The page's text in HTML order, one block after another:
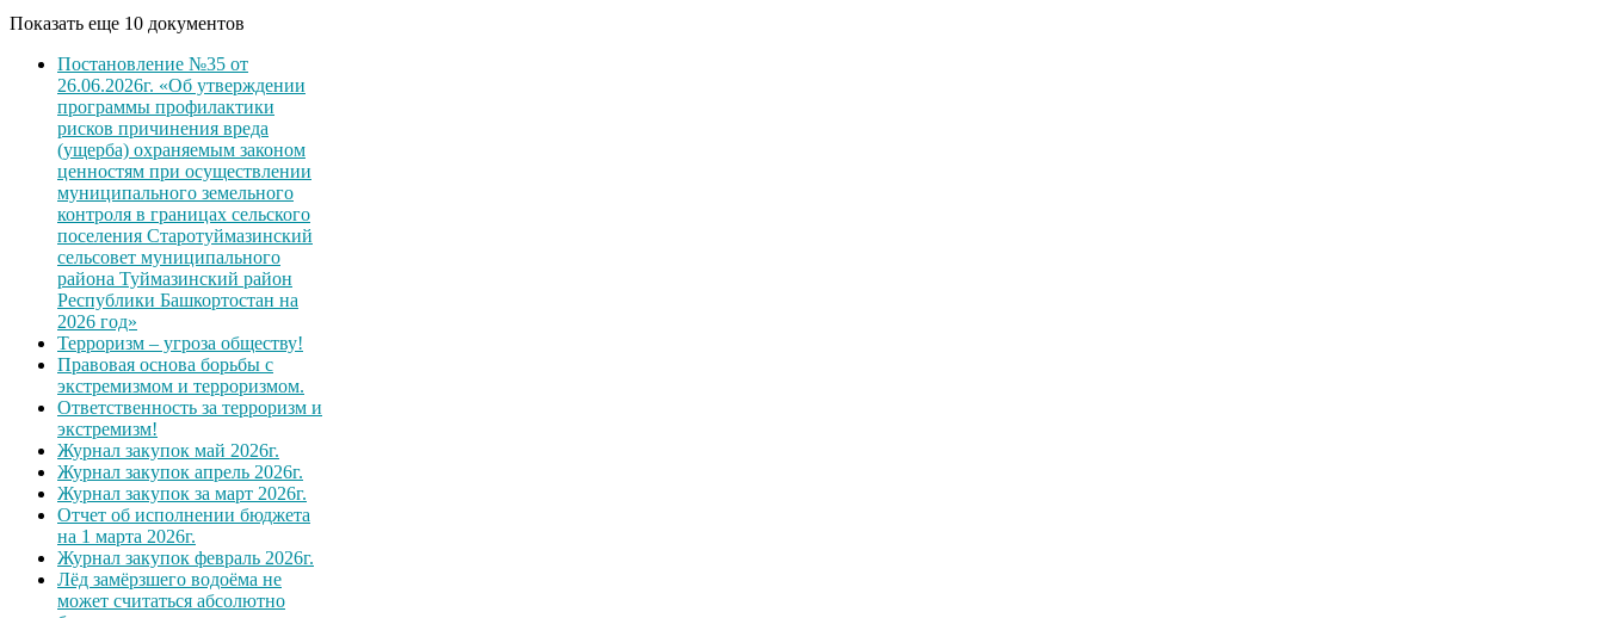
Показать еще 10 документов
Постановление №35 от
26.06.2026г. «Об утверждении
программы профилактики
рисков причинения вреда
(ущерба) охраняемым законом
ценностям при осуществлении
муниципального земельного
контроля в границах сельского
поселения Старотуймазинский
сельсовет муниципального
района Туймазинский район
Республики Башкортостан на
2026 год»
Терроризм – угроза обществу!
Правовая основа борьбы с
экстремизмом и терроризмом.
Ответственность за терроризм и
экстремизм!
Журнал закупок май 2026г.
Журнал закупок апрель 2026г.
Журнал закупок за март 2026г.
Отчет об исполнении бюджета
на 1 марта 2026г.
Журнал закупок февраль 2026г.
Лёд замёрзшего водоёма не
может считаться абсолютно